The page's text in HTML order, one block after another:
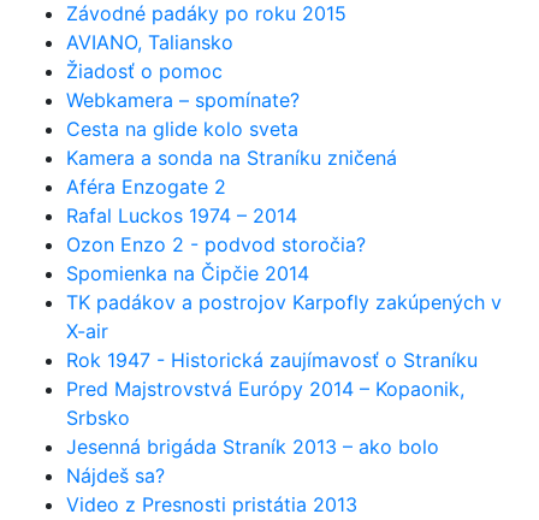
Závodné padáky po roku 2015
AVIANO, Taliansko
Žiadosť o pomoc
Webkamera – spomínate?
Cesta na glide kolo sveta
Kamera a sonda na Straníku zničená
Aféra Enzogate 2
Rafal Luckos 1974 – 2014
Ozon Enzo 2 - podvod storočia?
Spomienka na Čipčie 2014
TK padákov a postrojov Karpofly zakúpených v
X-air
Rok 1947 - Historická zaujímavosť o Straníku
Pred Majstrovstvá Európy 2014 – Kopaonik,
Srbsko
Jesenná brigáda Straník 2013 – ako bolo
Nájdeš sa?
Video z Presnosti pristátia 2013